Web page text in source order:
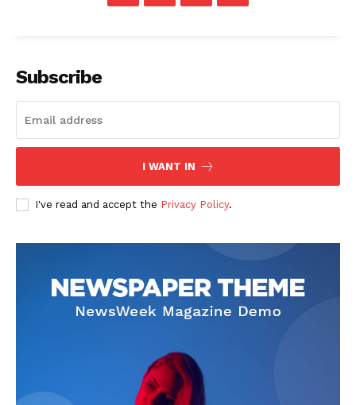
Subscribe
I WANT IN
I've read and accept the Privacy Policy.